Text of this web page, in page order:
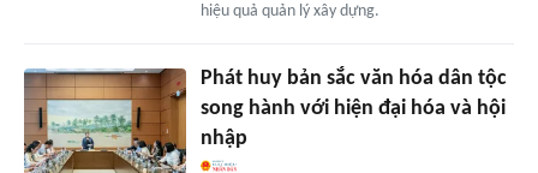
hiệu quả quản lý xây dựng.
Phát huy bản sắc văn hóa dân tộc
song hành với hiện đại hóa và hội
nhập